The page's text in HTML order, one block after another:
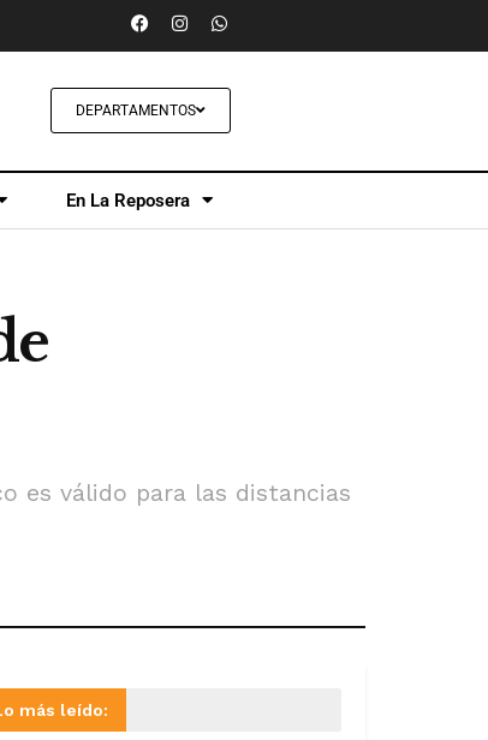
DEPARTAMENTOS
En La Reposera
es válido para las distancias
más leído: